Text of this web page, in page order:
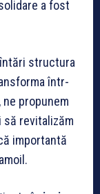
a fost
structura
într-
propunem
să revitalizăm
importantă